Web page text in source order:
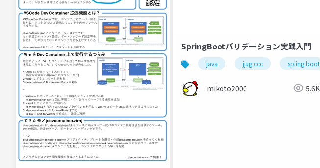
SpringBootバリデーション実践入門
java jjug ccc spring boot
mikoto2000 5.6K